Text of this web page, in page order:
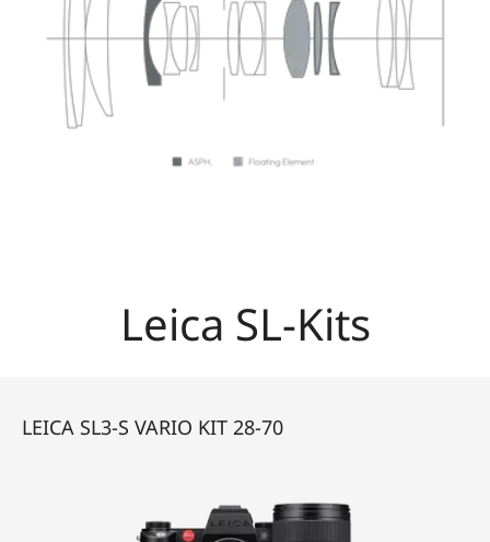
Leica SL-Kits
LEICA SL3-S VARIO KIT 28-70